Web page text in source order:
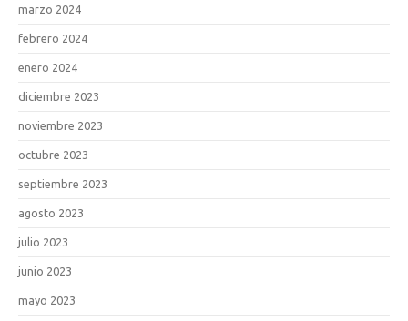
marzo 2024
febrero 2024
enero 2024
diciembre 2023
noviembre 2023
octubre 2023
septiembre 2023
agosto 2023
julio 2023
junio 2023
mayo 2023